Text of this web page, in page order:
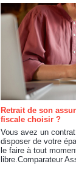
Retrait de son
fiscale choisir ?
Vous avez un
disposer de votre
le faire à tout
libre.Comparateur